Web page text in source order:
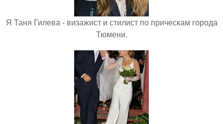
Я Таня Гилева - визажист и стилист по прическам города
Тюмени.